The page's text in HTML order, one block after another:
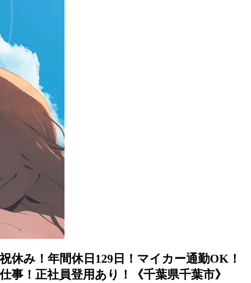
み！年間休日129日！マイカー通勤OK！
！正社員登用あり！《千葉県千葉市》